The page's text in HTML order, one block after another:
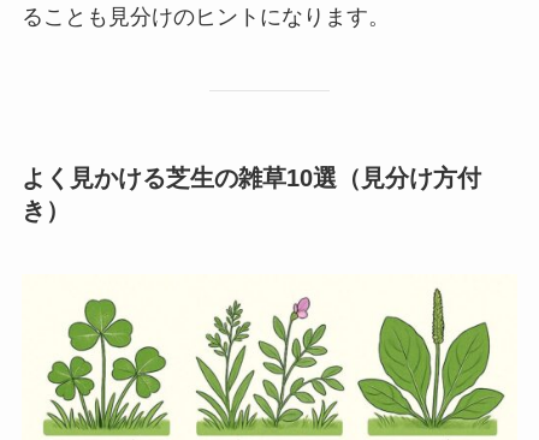
ることも見分けのヒントになります。
よく見かける芝生の雑草10選（見分け方付
き）